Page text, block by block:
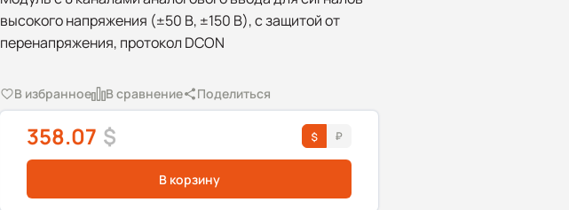
высокого напряжения (±50 В, ±150 В), с защитой от
перенапряжения, протокол DCON
В избранное В сравнение Поделиться
358.07 $
В корзину